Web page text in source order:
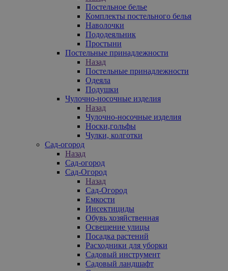
Постельное белье
Комплекты постельного белья
Наволочки
Пододеяльник
Простыни
Постельные принадлежности
Назад
Постельные принадлежности
Одеяла
Подушки
Чулочно-носочные изделия
Назад
Чулочно-носочные изделия
Носки,гольфы
Чулки, колготки
Сад-огород
Назад
Сад-огород
Сад-Огород
Назад
Сад-Огород
Емкости
Инсектициды
Обувь хозяйственная
Освещение улицы
Посадка растений
Расходники для уборки
Садовый инструмент
Садовый ландшафт